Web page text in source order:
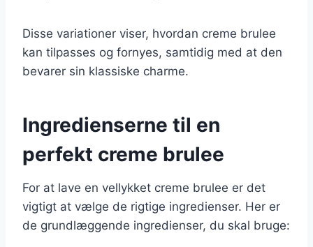
Disse variationer viser, hvordan creme brulee
kan tilpasses og fornyes, samtidig med at den
bevarer sin klassiske charme.
Ingredienserne til en
perfekt creme brulee
For at lave en vellykket creme brulee er det
vigtigt at vælge de rigtige ingredienser. Her er
de grundlæggende ingredienser, du skal bruge: